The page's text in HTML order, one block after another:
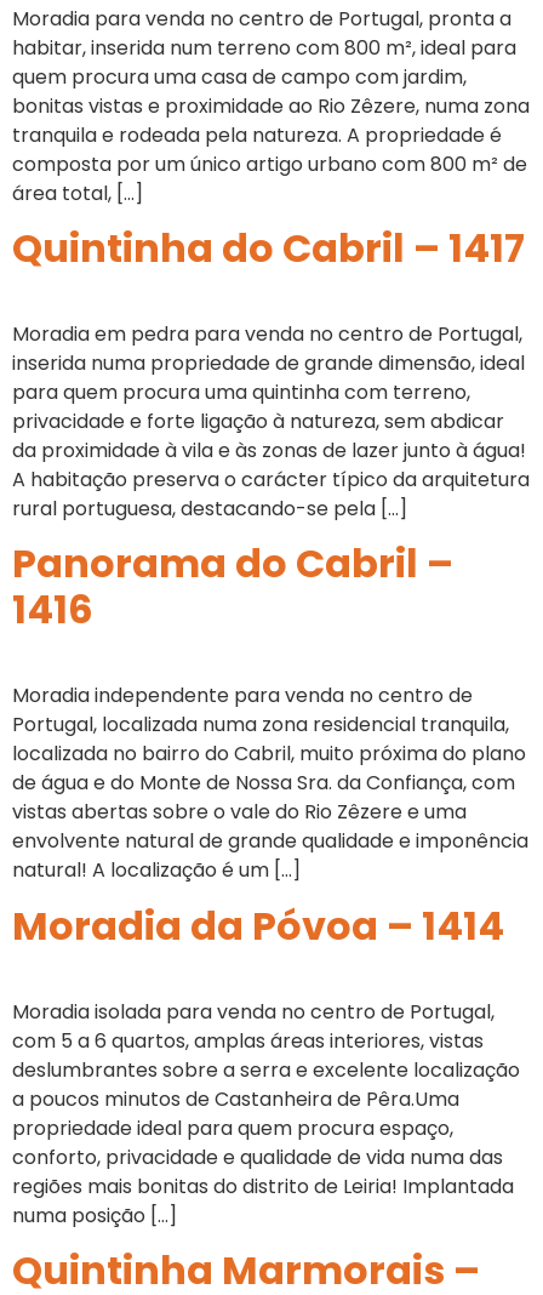
Moradia para venda no centro de Portugal, pronta a
habitar, inserida num terreno com 800 m², ideal para
quem procura uma casa de campo com jardim,
bonitas vistas e proximidade ao Rio Zêzere, numa zona
tranquila e rodeada pela natureza. A propriedade é
composta por um único artigo urbano com 800 m² de
área total, […]
Quintinha do Cabril – 1417
Moradia em pedra para venda no centro de Portugal,
inserida numa propriedade de grande dimensão, ideal
para quem procura uma quintinha com terreno,
privacidade e forte ligação à natureza, sem abdicar
da proximidade à vila e às zonas de lazer junto à água!
A habitação preserva o carácter típico da arquitetura
rural portuguesa, destacando-se pela […]
Panorama do Cabril –
1416
Moradia independente para venda no centro de
Portugal, localizada numa zona residencial tranquila,
localizada no bairro do Cabril, muito próxima do plano
de água e do Monte de Nossa Sra. da Confiança, com
vistas abertas sobre o vale do Rio Zêzere e uma
envolvente natural de grande qualidade e imponência
natural! A localização é um […]
Moradia da Póvoa – 1414
Moradia isolada para venda no centro de Portugal,
com 5 a 6 quartos, amplas áreas interiores, vistas
deslumbrantes sobre a serra e excelente localização
a poucos minutos de Castanheira de Pêra.Uma
propriedade ideal para quem procura espaço,
conforto, privacidade e qualidade de vida numa das
regiões mais bonitas do distrito de Leiria! Implantada
numa posição […]
Quintinha Marmorais –